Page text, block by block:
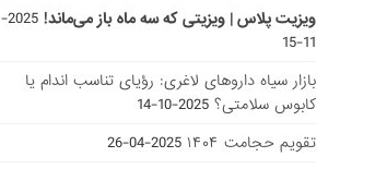
ویزیت پلاس | ویزیتی که سه ماه باز می‌ماند!
2025-
11-15
بازار سیاه داروهای لاغری: رؤیای تناسب اندام یا
کابوس سلامتی؟ 2025-10-14
تقویم حجامت ۱۴۰۴
2025-04-26